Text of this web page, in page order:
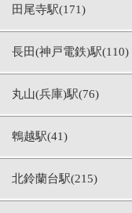
田尾寺駅(171)
長田(神戸電鉄)駅(110)
丸山(兵庫)駅(76)
鵯越駅(41)
北鈴蘭台駅(215)